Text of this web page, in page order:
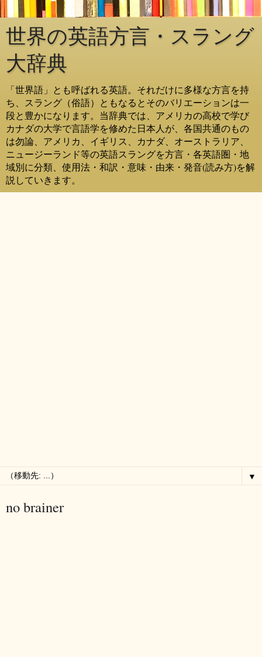
世界の英語方言・スラング
大辞典
「世界語」とも呼ばれる英語。それだけに多様な方言を持
ち、スラング（俗語）ともなるとそのバリエーションは一
段と豊かになります。当辞典では、アメリカの高校で学び
カナダの大学で言語学を修めた日本人が、各国共通のもの
は勿論、アメリカ、イギリス、カナダ、オーストラリア、
ニュージーランド等の英語スラングを方言・各英語圏・地
域別に分類、使用法・和訳・意味・由来・発音(読み方)を解
説していきます。
▼
no brainer